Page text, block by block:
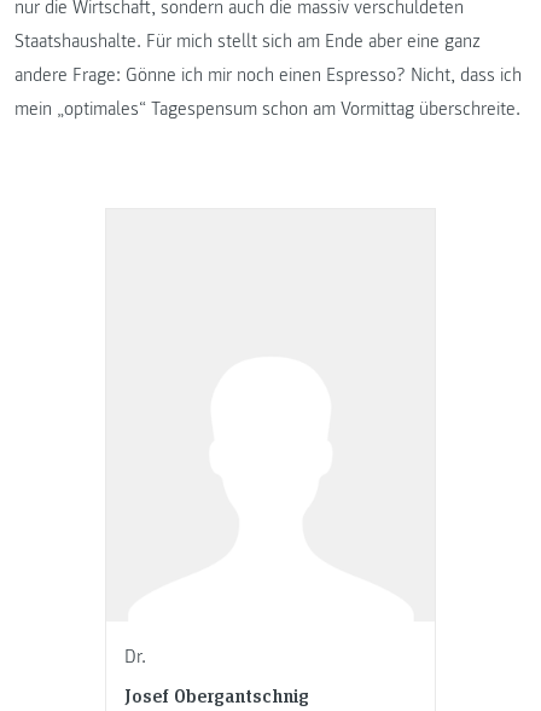
Dr.
Josef Obergantschnig
nur die Wirtschaft, sondern auch die massiv verschuldeten
Staatshaushalte. Für mich stellt sich am Ende aber eine ganz
andere Frage: Gönne ich mir noch einen Espresso? Nicht, dass ich
mein „optimales“ Tagespensum schon am Vormittag überschreite.